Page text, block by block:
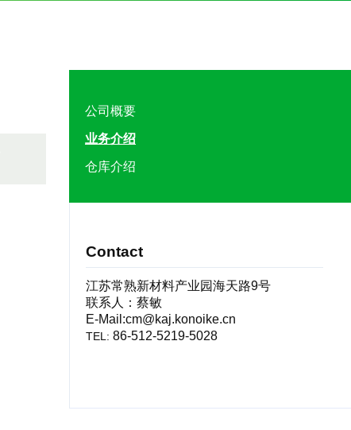
公司概要
业务介绍
仓库介绍
Contact
江苏常熟新材料产业园海天路9号
联系人：蔡敏
E-Mail:cm@kaj.konoike.cn
TEL: 86-512-5219-5028